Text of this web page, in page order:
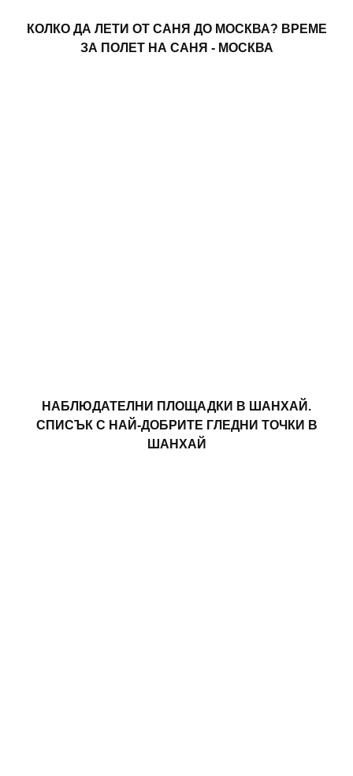
КОЛКО ДА ЛЕТИ ОТ САНЯ ДО МОСКВА? ВРЕМЕ
ЗА ПОЛЕТ НА САНЯ - МОСКВА
НАБЛЮДАТЕЛНИ ПЛОЩАДКИ В ШАНХАЙ.
СПИСЪК С НАЙ-ДОБРИТЕ ГЛЕДНИ ТОЧКИ В
ШАНХАЙ